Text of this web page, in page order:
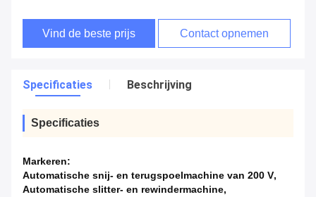
Vind de beste prijs Contact opnemen
Specificaties Beschrijving
Specificaties
Markeren:
Automatische snij- en terugspoelmachine van 200 V,
Automatische slitter- en rewindermachine,